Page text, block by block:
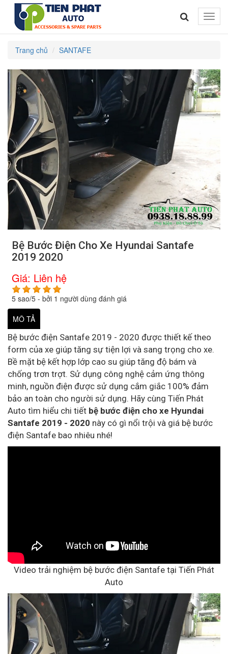
Toggle
Trang chủ SANTAFE
Bệ Bước Điện Cho Xe Hyundai Santafe
2019 2020
Giá: Liên hệ
5 sao/5 - bởi 1 người dùng đánh giá
MÔ TẢ
Bệ bước điện Santafe 2019 - 2020 được thiết kế theo
form của xe giúp tăng sự tiện lợi và sang trọng cho xe.
Bề mặt bệ kết hợp lớp cao su giúp tăng độ bám và
chống trơn trợt. Sử dụng công nghệ cảm ứng thông
minh, nguồn điện được sử dụng cắm giắc 100% đảm
bảo an toàn cho người sử dụng. Hãy cùng Tiến Phát
Auto tìm hiểu chi tiết bệ bước điện cho xe Hyundai
Santafe 2019 - 2020 này có gì nổi trội và giá bệ bước
điện Santafe bao nhiêu nhé!
Video trải nghiệm bệ bước điện Santafe tại Tiến Phát
Auto